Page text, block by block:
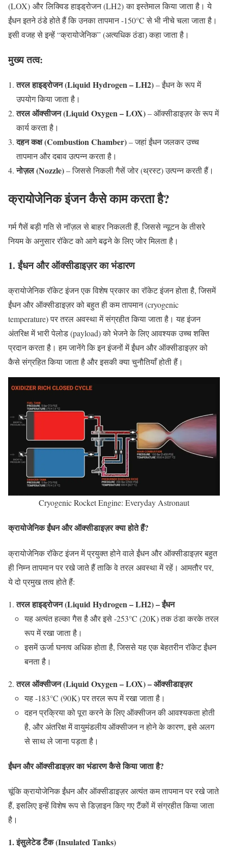
(LOX) और लिक्विड हाइड्रोजन (LH2) का इस्तेमाल किया जाता है। ये
ईंधन इतने ठंडे होते हैं कि उनका तापमान -150°C से भी नीचे चला जाता है।
इसी वजह से इन्हें “क्रायोजेनिक” (अत्यधिक ठंडा) कहा जाता है।
मुख्य तत्व:
तरल हाइड्रोजन (Liquid Hydrogen – LH2)– ईंधन के रूप में
उपयोग किया जाता है।
तरल ऑक्सीजन (Liquid Oxygen – LOX)– ऑक्सीडाइज़र के रूप में
कार्य करता है।
दहन कक्ष (Combustion Chamber)– जहां ईंधन जलकर उच्च
तापमान और दबाव उत्पन्न करता है।
नोज़ल (Nozzle)– जिससे निकली गैसें जोर (थ्रस्ट) उत्पन्न करती हैं।
क्रायोजेनिक इंजन कैसे काम करता है?
गर्म गैसें बड़ी गति से नॉज़ल से बाहर निकलती हैं, जिससे न्यूटन के तीसरे
नियम के अनुसार रॉकेट को आगे बढ़ने के लिए जोर मिलता है।
1. ईंधन और ऑक्सीडाइज़र का भंडारण
क्रायोजेनिक रॉकेट इंजन एक विशेष प्रकार का रॉकेट इंजन होता है, जिसमें
ईंधन और ऑक्सीडाइज़र को बहुत ही कम तापमान (cryogenic
temperature) पर तरल अवस्था में संग्रहीत किया जाता है। यह इंजन
अंतरिक्ष में भारी पेलोड (payload) को भेजने के लिए आवश्यक उच्च शक्ति
प्रदान करता है। हम जानेंगे कि इन इंजनों में ईंधन और ऑक्सीडाइज़र को
कैसे संग्रहित किया जाता है और इसकी क्या चुनौतियाँ होती हैं।
Cryogenic Rocket Engine: Everyday Astronaut
क्रायोजेनिक ईंधन और ऑक्सीडाइज़र क्या होते हैं?
क्रायोजेनिक रॉकेट इंजन में प्रयुक्त होने वाले ईंधन और ऑक्सीडाइज़र बहुत
ही निम्न तापमान पर रखे जाते हैं ताकि वे तरल अवस्था में रहें। आमतौर पर,
ये दो प्रमुख तत्व होते हैं:
तरल हाइड्रोजन (Liquid Hydrogen – LH2) – ईंधन
यह अत्यंत हल्का गैस है और इसे -253°C (20K) तक ठंडा करके तरल
रूप में रखा जाता है।
इसमें ऊर्जा घनत्व अधिक होता है, जिससे यह एक बेहतरीन रॉकेट ईंधन
बनता है।
तरल ऑक्सीजन (Liquid Oxygen – LOX) – ऑक्सीडाइज़र
यह -183°C (90K) पर तरल रूप में रखा जाता है।
दहन प्रक्रिया को पूरा करने के लिए ऑक्सीजन की आवश्यकता होती
है, और अंतरिक्ष में वायुमंडलीय ऑक्सीजन न होने के कारण, इसे अलग
से साथ ले जाना पड़ता है।
ईंधन और ऑक्सीडाइज़र का भंडारण कैसे किया जाता है?
चूंकि क्रायोजेनिक ईंधन और ऑक्सीडाइज़र अत्यंत कम तापमान पर रखे जाते
हैं, इसलिए इन्हें विशेष रूप से डिज़ाइन किए गए टैंकों में संग्रहीत किया जाता
है।
1. इंसुलेटेड टैंक (Insulated Tanks)